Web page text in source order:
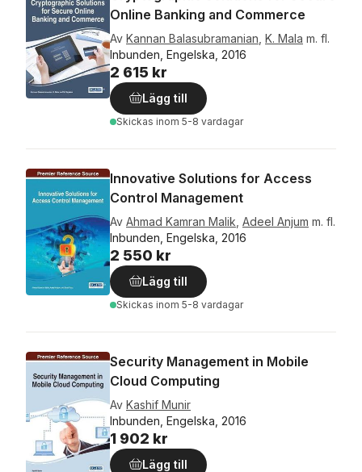
Online Banking and Commerce
Av Kannan Balasubramanian K. Mala m. fl.
Inbunden, Engelska, 2016
2 615 kr
Lägg till
Skickas inom 5-8 vardagar
Innovative Solutions for Access
Control Management
Av Ahmad Kamran Malik Adeel Anjum m. fl.
Inbunden, Engelska, 2016
2 550 kr
Lägg till
Skickas inom 5-8 vardagar
Security Management in Mobile
Cloud Computing
Av Kashif Munir
Inbunden, Engelska, 2016
1 902 kr
Lägg till